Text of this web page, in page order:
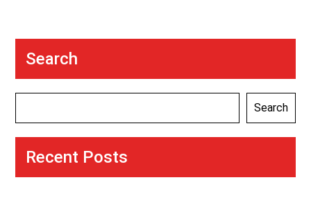
Search
Search
Recent Posts